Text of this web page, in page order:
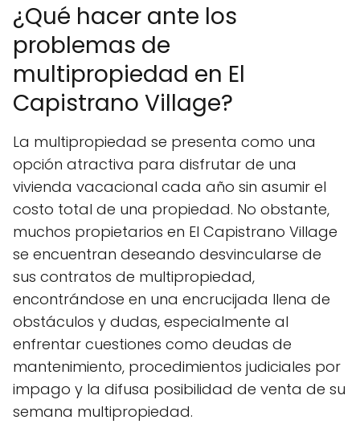
¿Qué hacer ante los
problemas de
multipropiedad en El
Capistrano Village?
La multipropiedad se presenta como una
opción atractiva para disfrutar de una
vivienda vacacional cada año sin asumir el
costo total de una propiedad. No obstante,
muchos propietarios en El Capistrano Village
se encuentran deseando desvincularse de
sus contratos de multipropiedad,
encontrándose en una encrucijada llena de
obstáculos y dudas, especialmente al
enfrentar cuestiones como deudas de
mantenimiento, procedimientos judiciales por
impago y la difusa posibilidad de venta de su
semana multipropiedad.